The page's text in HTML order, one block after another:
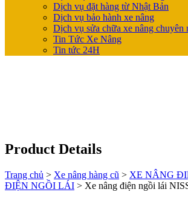
Dịch vụ đặt hàng từ Nhật Bản
Dịch vụ bảo hành xe nâng
Dịch vụ sửa chữa xe nâng chuyên
Tin Tức Xe Nâng
Tin tức 24H
Product Details
Trang chủ > Xe nâng hàng cũ > XE NÂNG
ĐIỆN NGỒI LÁI > Xe nâng điện ngồi lái